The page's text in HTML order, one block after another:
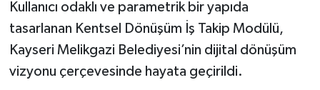
Kullanıcı odaklı ve parametrik bir yapıda
tasarlanan Kentsel Dönüşüm İş Takip Modülü,
Kayseri Melikgazi Belediyesi’nin dijital dönüşüm
vizyonu çerçevesinde hayata geçirildi.